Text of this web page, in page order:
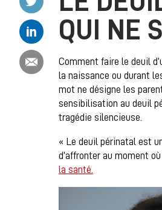
Partager ce contenu
Partager ce contenu
QUI NE
Comment faire le deuil
la naissance ou durant
mot ne désigne les
sensibilisation au deuil
tragédie silencieuse.
« Le deuil périnatal est
d’affronter au moment
la santé.